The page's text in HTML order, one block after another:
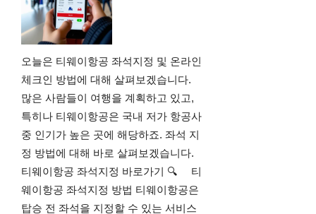
오늘은 티웨이항공 좌석지정 및 온라인
체크인 방법에 대해 살펴보겠습니다.
많은 사람들이 여행을 계획하고 있고,
특히나 티웨이항공은 국내 저가 항공사
중 인기가 높은 곳에 해당하죠. 좌석 지
정 방법에 대해 바로 살펴보겠습니다.
티웨이항공 좌석지정 바로가기 🔍 티
웨이항공 좌석지정 방법 티웨이항공은
탑승 전 좌석을 지정할 수 있는 서비스